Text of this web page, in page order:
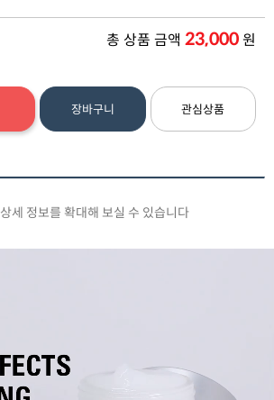
총 상품 금액 23,000원
장바구니 관심상품
상세 정보를 확대해 보실 수 있습니다